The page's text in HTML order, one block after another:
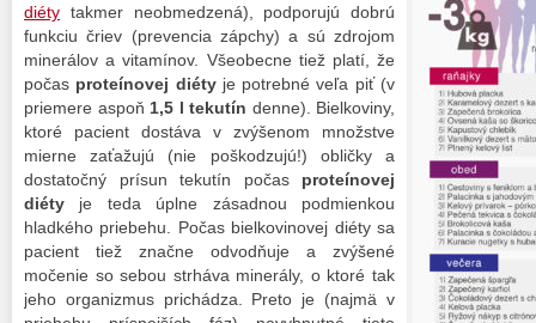
diéty takmer neobmedzená), podporujú dobrú
funkciu čriev (prevencia zápchy) a sú zdrojom
minerálov a vitamínov. Všeobecne tiež platí, že
počas proteínovej diétyje potrebné veľa piť (v
priemere aspoň 1,5 l tekutín denne). Bielkoviny,
ktoré pacient dostáva v zvýšenom množstve
mierne zaťažujú (nie poškodzujú!) obličky a
dostatočný prísun tekutín počas proteínovej
diéty je teda úplne zásadnou podmienkou
hladkého priebehu. Počas bielkovinovej diéty sa
pacient tiež značne odvodňuje a zvýšené
močenie so sebou strháva minerály, o ktoré tak
jeho organizmus prichádza. Preto je (najmä v